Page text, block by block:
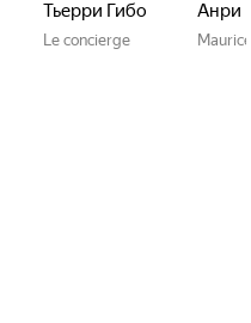
Тьерри Гибо
Le concierge
Анри
Maurice